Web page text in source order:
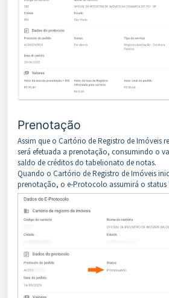
Prenotação
Assim que o Cartório de Registro de Imóveis
será efetuada a prenotação, consumindo o
saldo de créditos do tabelionato de notas.
Quando o Cartório de Registro de Imóveis
prenotação, o e-Protocolo assumirá o status